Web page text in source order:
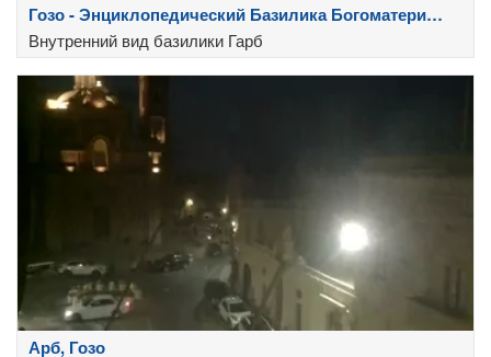
Гозо - Энциклопедический Базилика Богоматери
Посещ
Внутренний вид базилики Гарб
Арб, Гозо